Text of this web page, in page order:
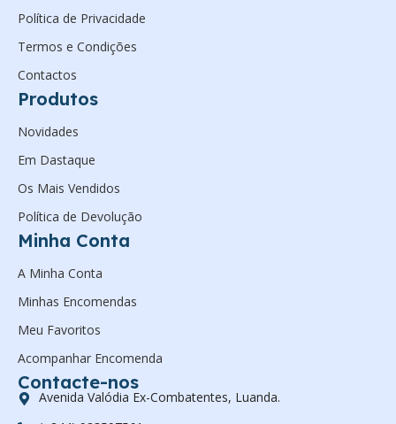
Política de Privacidade
Termos e Condições
Contactos
Produtos
Novidades
Em Dastaque
Os Mais Vendidos
Política de Devolução
Minha Conta
A Minha Conta
Minhas Encomendas
Meu Favoritos
Acompanhar Encomenda
Contacte-nos
Avenida Valódia Ex-Combatentes, Luanda.